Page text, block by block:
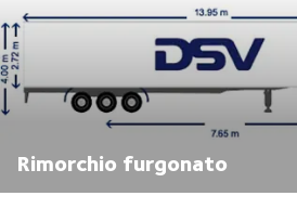
Rimorchio furgonato